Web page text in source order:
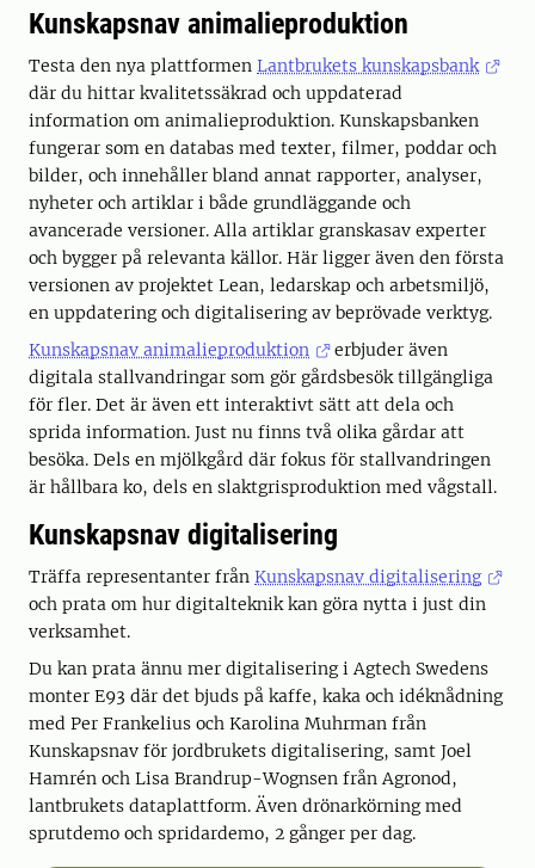
Kunskapsnav animalieproduktion
Testa den nya plattformen Lantbrukets kunskapsbank
där du hittar kvalitetssäkrad och uppdaterad
information om animalieproduktion. Kunskapsbanken
fungerar som en databas med texter, filmer, poddar och
bilder, och innehåller bland annat rapporter, analyser,
nyheter och artiklar i både grundläggande och
avancerade versioner. Alla artiklar granskasav experter
och bygger på relevanta källor. Här ligger även den första
versionen av projektet Lean, ledarskap och arbetsmiljö,
en uppdatering och digitalisering av beprövade verktyg.
Kunskapsnav animalieproduktion
erbjuder även
digitala stallvandringar som gör gårdsbesök tillgängliga
för fler. Det är även ett interaktivt sätt att dela och
sprida information. Just nu finns två olika gårdar att
besöka. Dels en mjölkgård där fokus för stallvandringen
är hållbara ko, dels en slaktgrisproduktion med vågstall.
Kunskapsnav digitalisering
Träffa representanter från Kunskapsnav digitalisering
och prata om hur digitalteknik kan göra nytta i just din
verksamhet.
Du kan prata ännu mer digitalisering i Agtech Swedens
monter E93 där det bjuds på kaffe, kaka och idéknådning
med Per Frankelius och Karolina Muhrman från
Kunskapsnav för jordbrukets digitalisering, samt Joel
Hamrén och Lisa Brandrup-Wognsen från Agronod,
lantbrukets dataplattform. Även drönarkörning med
sprutdemo och spridardemo, 2 gånger per dag.